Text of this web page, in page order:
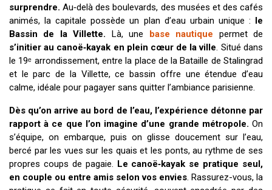
surprendre. Au‑delà des boulevards, des musées et des cafés
animés, la capitale possède un plan d’eau urbain unique : le
Bassin de la Villette. Là, une base nautique permet de
s’initier au canoë‑kayak en plein cœur de la ville . Situé dans
le 19ᵉ arrondissement, entre la place de la Bataille de Stalingrad
et le parc de la Villette, ce bassin offre une étendue d’eau
calme, idéale pour pagayer sans quitter l’ambiance parisienne.
Dès qu’on arrive au bord de l’eau, l’expérience détonne par
rapport à ce que l’on imagine d’une grande métropole. On
s’équipe, on embarque, puis on glisse doucement sur l’eau,
bercé par les vues sur les quais et les ponts, au rythme de ses
propres coups de pagaie. Le canoë‑kayak se pratique seul,
en couple ou entre amis selon vos envies . Rassurez-vous, la